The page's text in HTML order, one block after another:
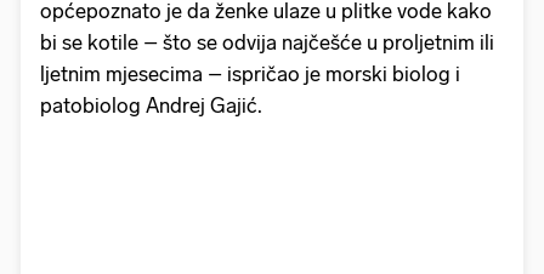
općepoznato je da ženke ulaze u plitke vode kako
bi se kotile – što se odvija najčešće u proljetnim ili
ljetnim mjesecima – ispričao je morski biolog i
patobiolog Andrej Gajić.